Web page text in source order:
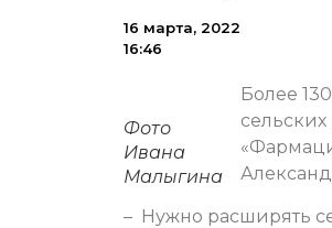
16 марта, 2022
16:46
Фото
Ивана
Малыгина
Более
– Нужно расширять